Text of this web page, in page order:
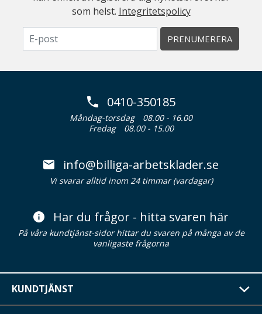
som helst. Integritetspolicy
PRENUMERERA
0410-350185
Måndag-torsdag
08.00 - 16.00
Fredag
08.00 - 15.00
info@billiga-arbetsklader.se
Vi svarar alltid inom 24 timmar (vardagar)
Har du frågor - hitta svaren här
På våra kundtjänst-sidor hittar du svaren på många av de
vanligaste frågorna
KUNDTJÄNST